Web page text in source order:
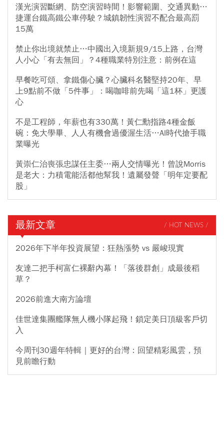
漢光演習斷網、防空演習時間！影響範圍、交通異動…
捷運台鐵高鐵公車停駛？城鎮韌性演習不配合最高罰
15萬
禁止你出境就禁止…中國出入境新規9/15上路，台灣
人小心「有去無回」？4種職業特別注意：前例在這
早餐吃可頌、拿鐵傷心臟？心臟科名醫堅持20年、早
上9點前不做「5件事」：喝咖啡前先喝「這1杯」更護
心
不是工程師，年薪也有330萬！黃仁勳指路4種金飯
碗：免大學畢、人人有機會過優渥生活…AI時代搶手職
業曝光
黃崇仁治喪張忠謀任主委…兩人交情曝光！曾說Morris
是老大：力積電能活都他幫我！遺屬發聲「明年定要配
股」
最新文章 / HOT NEWS /
2026年下半年投資展望：狂熱漲勢 vs 嚴峻現實
友達二把手柯富仁裸辭內幕！「落後群創」成最後稻
草？
2026前進大南方論壇
佳世達集團艦隊無人機小隊起飛！鎖定美日頂級客戶切
入
今周刊30週年特輯｜更好的台灣：回望精彩風雲，預
見前瞻行動